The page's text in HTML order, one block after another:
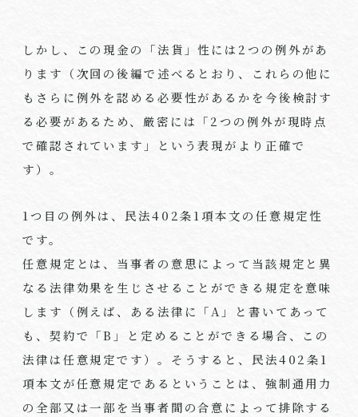
しかし、この現金の「法貨」性には 2 つの例外があ
ります（次回の後編で述べるとおり、これらの他に
もさらに例外を認める必要性があるかを今後検討す
る必要があるため、厳密には「2 つの例外が現時点
で確認されています」という表現がより正確で
す）。
1つ目の例外は、民法402条1項本文の任意規定性
です。
任意規定とは、当事者の意思によって当該規定と異
なる法律効果を生じさせることができる規定を意味
します（例えば、ある法律に「A 」と書いてあって
も、契約で「B 」と定めることができる場合、この
法律は任意規定です）。そうすると、民法402条1
項本文が任意規定であるということは、強制通用力
の全部又は一部を当事者間の合意によって排除する